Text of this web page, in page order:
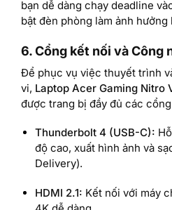
bạn dễ dàng chạy deadline
bật đèn phòng làm ảnh
6. Cổng kết nối và Công
Để phục vụ việc thuyết trình
vi, Laptop Acer Gaming Nitro
được trang bị đầy đủ các
Thunderbolt 4 (USB-C):
độ cao, xuất hình ảnh và
Delivery).
HDMI 2.1: Kết nối với máy